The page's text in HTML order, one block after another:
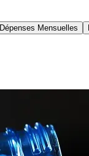
Dépenses Mensuelles